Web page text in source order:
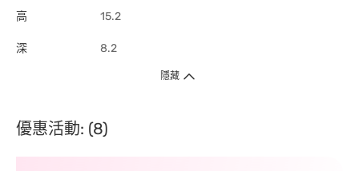
高 15.2
深 8.2
隱藏
優惠活動: (8)